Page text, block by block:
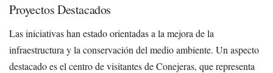
Proyectos Destacados
Las iniciativas han estado orientadas a la mejora de la
infraestructura y la conservación del medio ambiente. Un aspecto
destacado es el centro de visitantes de Conejeras, que representa